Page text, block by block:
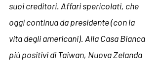
suoi creditori. Affari spericolati, che
oggi continua da presidente (con la
vita degli americani). Alla Casa Bianca
più positivi di Taiwan, Nuova Zelanda